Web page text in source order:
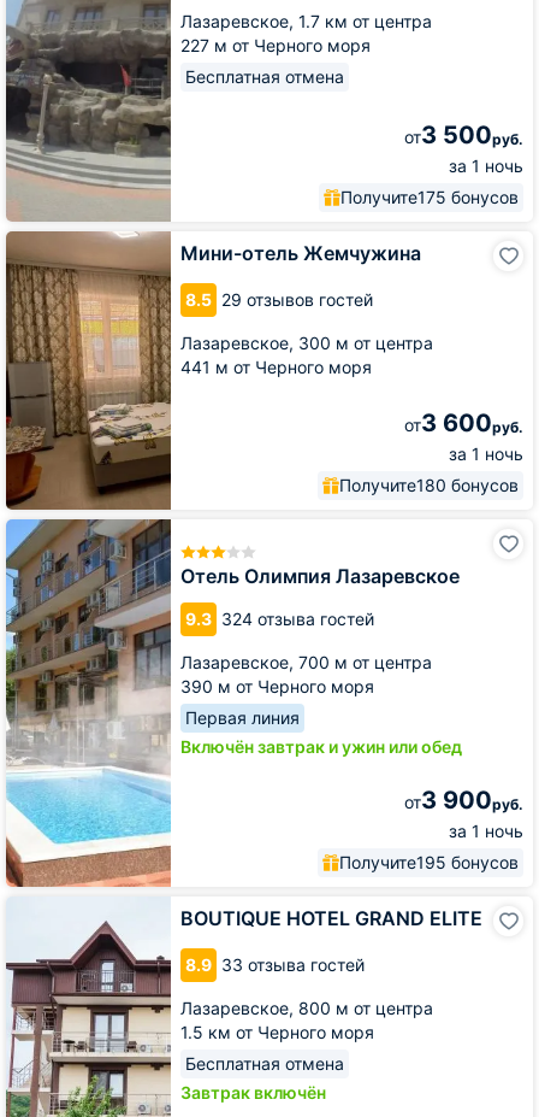
Лазаревское, 1.7 км от центра
227 м от Черного моря
Бесплатная отмена
от3 500руб.
за 1 ночь
Получите175 бонусов
Мини-отель Жемчужина
8.5 29 отзывов гостей
Лазаревское, 300 м от центра
441 м от Черного моря
от3 600руб.
за 1 ночь
Получите180 бонусов
Мини-
отель
Жемчужина
Отель Олимпия Лазаревское
9.3 324 отзыва гостей
Лазаревское, 700 м от центра
390 м от Черного моря
Первая линия
Включён завтрак и ужин или обед
от3 900руб.
за 1 ночь
Получите195 бонусов
Отель
Олимпия
Лазаревское
BOUTIQUE HOTEL GRAND ELITE
8.9 33 отзыва гостей
Лазаревское, 800 м от центра
1.5 км от Черного моря
Бесплатная отмена
Завтрак включён
ELITE